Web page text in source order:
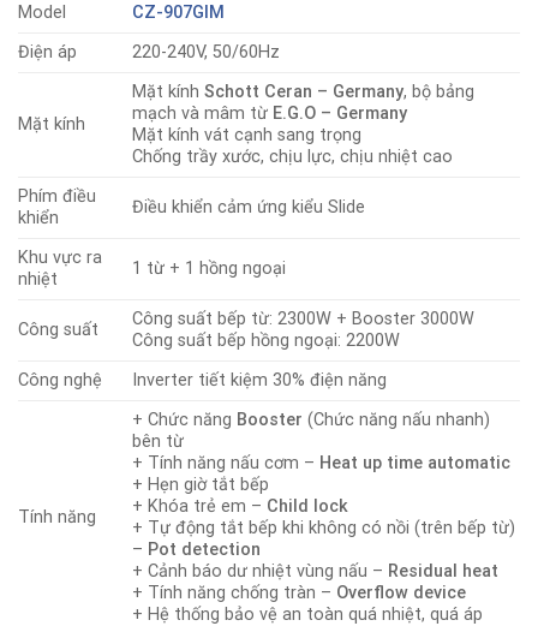
Model
CZ-907GIM
Điện áp
220-240V, 50/60Hz
Mặt kính
Mặt kínhSchott Ceran – Germany, bộ bảng
mạch và mâm từ E.G.O – Germany
Mặt kính vát cạnh sang trọng
Chống trầy xước, chịu lực, chịu nhiệt cao
Phím điều
khiển
Điều khiển cảm ứng kiểu Slide
Khu vực ra
nhiệt
1 từ + 1 hồng ngoại
Công suất
Công suất bếp từ: 2300W + Booster 3000W
Công suất bếp hồng ngoại: 2200W
Công nghệ
Inverter tiết kiệm 30% điện năng
Tính năng
+ Chức năng Booster (Chức năng nấu nhanh)
bên từ
+ Tính năng nấu cơm – Heat up time automatic
+ Hẹn giờ tắt bếp
+ Khóa trẻ em – Child lock
+ Tự động tắt bếp khi không có nồi (trên bếp từ)
– Pot detection
+ Cảnh báo dư nhiệt vùng nấu – Residual heat
+ Tính năng chống tràn – Overflow device
+ Hệ thống bảo vệ an toàn quá nhiệt, quá áp